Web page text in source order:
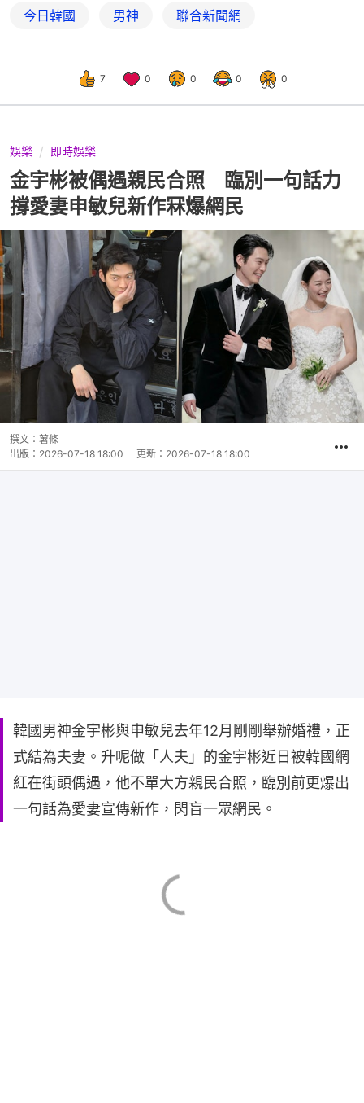
今日韓國 男神 聯合新聞網
7 0 0 0 0
娛樂 即時娛樂
金宇彬被偶遇親民合照 臨別一句話力
撐愛妻申敏兒新作冧爆網民
撰文： 薯條
出版： 2026-07-18 18:00 更新： 2026-07-18 18:00
韓國男神金宇彬與申敏兒去年12月剛剛舉辦婚禮，正
式結為夫妻。升呢做「人夫」的金宇彬近日被韓國網
紅在街頭偶遇，他不單大方親民合照，臨別前更爆出
一句話為愛妻宣傳新作，閃盲一眾網民。